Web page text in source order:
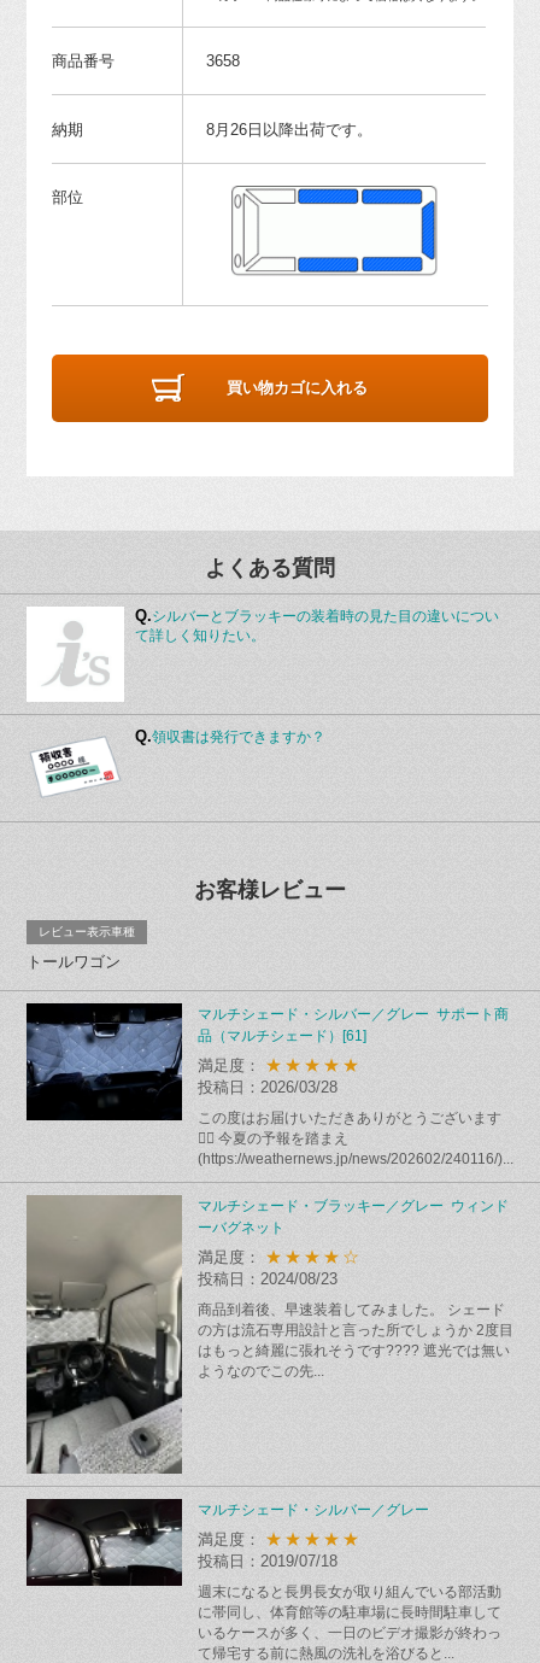
商品番号 3658
納期 8月26日以降出荷です。
部位
買い物カゴに入れる
よくある質問
Q.シルバーとブラッキーの装着時の見た目の違いについ
て詳しく知りたい。
Q.領収書は発行できますか？
お客様レビュー
レビュー表示車種
トールワゴン
マルチシェード・シルバー／グレー サポート商
品（マルチシェード）[61]
満足度： ★★★★★
投稿日：2026/03/28
この度はお届けいただきありがとうございます
🙇‍♂️ 今夏の予報を踏まえ
(https://weathernews.jp/news/202602/240116/)...
マルチシェード・ブラッキー／グレー ウィンド
ーバグネット
満足度： ★★★★☆
投稿日：2024/08/23
商品到着後、早速装着してみました。 シェード
の方は流石専用設計と言った所でしょうか 2度目
はもっと綺麗に張れそうです???? 遮光では無い
ようなのでこの先...
マルチシェード・シルバー／グレー
満足度： ★★★★★
投稿日：2019/07/18
週末になると長男長女が取り組んでいる部活動
に帯同し、体育館等の駐車場に長時間駐車して
いるケースが多く、一日のビデオ撮影が終わっ
て帰宅する前に熱風の洗礼を浴びると...